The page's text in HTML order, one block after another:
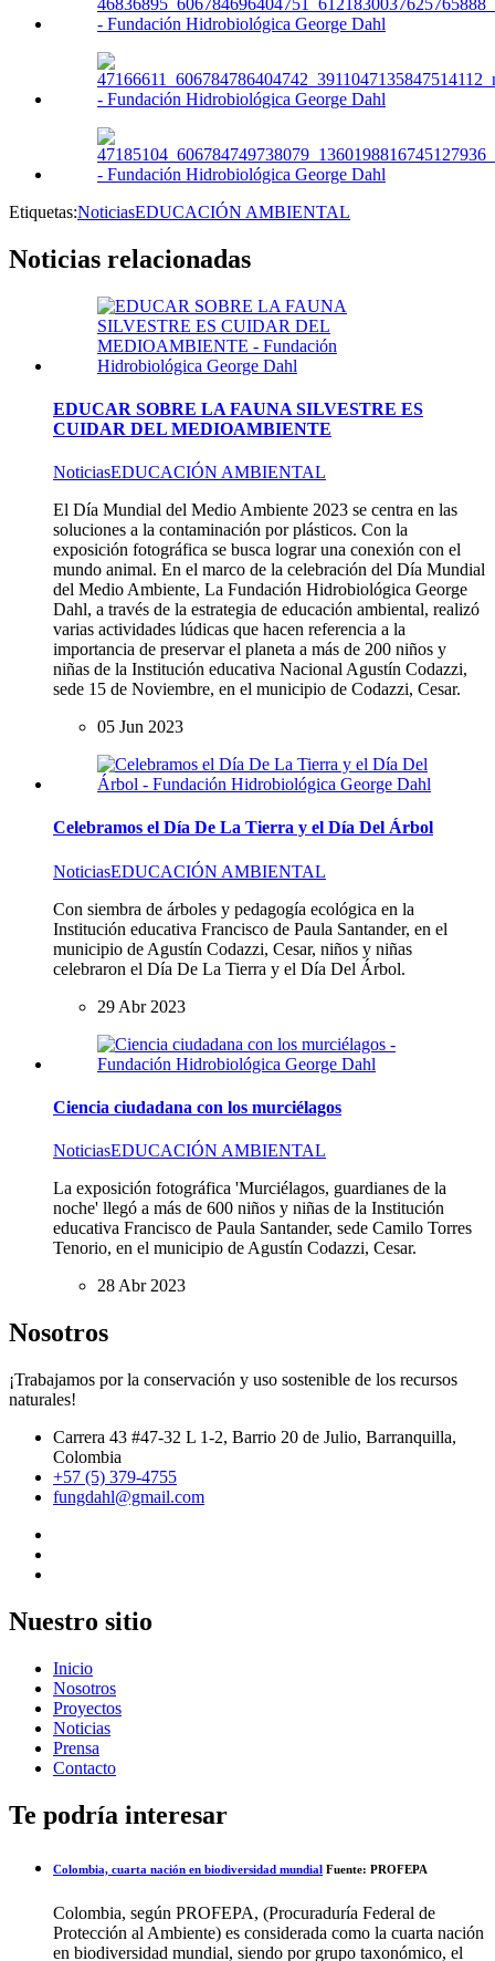
Etiquetas:NoticiasEDUCACIÓN AMBIENTAL
Noticias relacionadas
EDUCAR SOBRE LA FAUNA SILVESTRE ES
CUIDAR DEL MEDIOAMBIENTE
NoticiasEDUCACIÓN AMBIENTAL
El Día Mundial del Medio Ambiente 2023 se centra en las
soluciones a la contaminación por plásticos. Con la
exposición fotográfica se busca lograr una conexión con el
mundo animal. En el marco de la celebración del Día Mundial
del Medio Ambiente, La Fundación Hidrobiológica George
Dahl, a través de la estrategia de educación ambiental, realizó
varias actividades lúdicas que hacen referencia a la
importancia de preservar el planeta a más de 200 niños y
niñas de la Institución educativa Nacional Agustín Codazzi,
sede 15 de Noviembre, en el municipio de Codazzi, Cesar.
05 Jun 2023
Celebramos el Día De La Tierra y el Día Del Árbol
NoticiasEDUCACIÓN AMBIENTAL
Con siembra de árboles y pedagogía ecológica en la
Institución educativa Francisco de Paula Santander, en el
municipio de Agustín Codazzi, Cesar, niños y niñas
celebraron el Día De La Tierra y el Día Del Árbol.
29 Abr 2023
Ciencia ciudadana con los murciélagos
NoticiasEDUCACIÓN AMBIENTAL
La exposición fotográfica 'Murciélagos, guardianes de la
noche' llegó a más de 600 niños y niñas de la Institución
educativa Francisco de Paula Santander, sede Camilo Torres
Tenorio, en el municipio de Agustín Codazzi, Cesar.
28 Abr 2023
Nosotros
¡Trabajamos por la conservación y uso sostenible de los recursos
naturales!
Carrera 43 #47-32 L 1-2, Barrio 20 de Julio, Barranquilla,
Colombia
+57 (5) 379-4755
fungdahl@gmail.com
Nuestro sitio
Inicio
Nosotros
Proyectos
Noticias
Prensa
Contacto
Te podría interesar
Colombia, cuarta nación en biodiversidad mundial Fuente: PROFEPA
Colombia, según PROFEPA, (Procuraduría Federal de
Protección al Ambiente) es considerada como la cuarta nación
en biodiversidad mundial, siendo por grupo taxonómico, el